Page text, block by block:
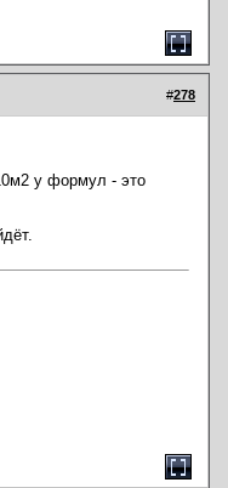
#278
у формул - это